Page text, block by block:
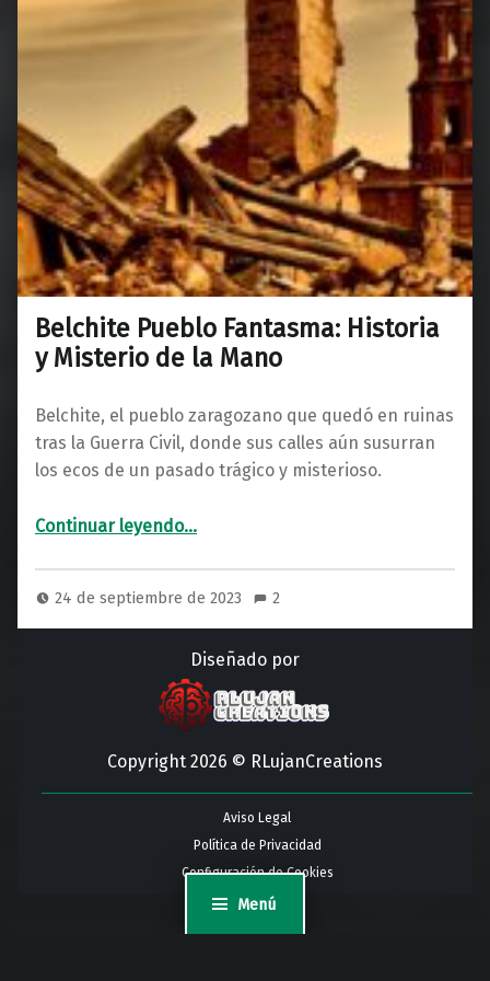
Menú
Belchite Pueblo Fantasma: Historia
y Misterio de la Mano
Belchite, el pueblo zaragozano que quedó en ruinas
tras la Guerra Civil, donde sus calles aún susurran
los ecos de un pasado trágico y misterioso.
Continuar leyendo“Belchite Pueblo Fantasma: Historia y Misterio de la Mano”
…
24 de septiembre de 2023 2
Diseñado por
Copyright 2026 © RLujanCreations
Aviso Legal
Política de Privacidad
Configuración de Cookies